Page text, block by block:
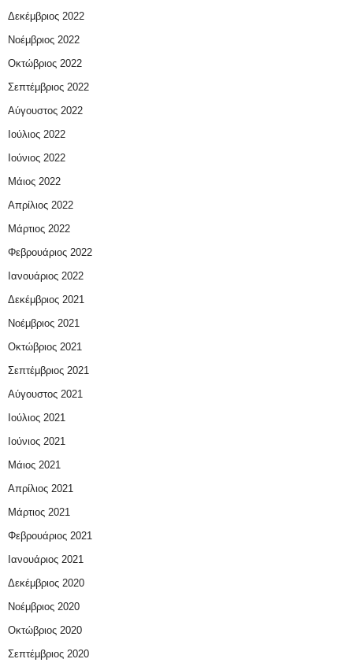
Δεκέμβριος 2022
Νοέμβριος 2022
Οκτώβριος 2022
Σεπτέμβριος 2022
Αύγουστος 2022
Ιούλιος 2022
Ιούνιος 2022
Μάιος 2022
Απρίλιος 2022
Μάρτιος 2022
Φεβρουάριος 2022
Ιανουάριος 2022
Δεκέμβριος 2021
Νοέμβριος 2021
Οκτώβριος 2021
Σεπτέμβριος 2021
Αύγουστος 2021
Ιούλιος 2021
Ιούνιος 2021
Μάιος 2021
Απρίλιος 2021
Μάρτιος 2021
Φεβρουάριος 2021
Ιανουάριος 2021
Δεκέμβριος 2020
Νοέμβριος 2020
Οκτώβριος 2020
Σεπτέμβριος 2020